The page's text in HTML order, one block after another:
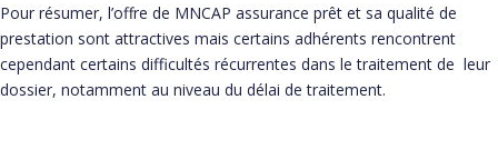
Pour résumer, l’offre de MNCAP assurance prêt et sa qualité de
prestation sont attractives mais certains adhérents rencontrent
cependant certains difficultés récurrentes dans le traitement de leur
dossier, notamment au niveau du délai de traitement.